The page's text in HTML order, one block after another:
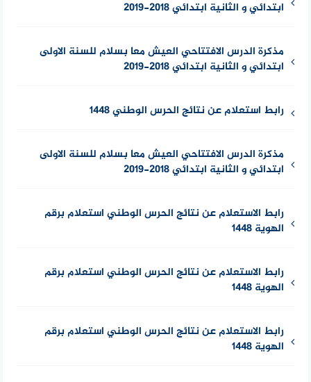
ابتدائي و الثانية ابتدائي 2018-2019
مذكرة الدرس الافتتاحي العيش معا بسلام للسنة الاولى
ابتدائي و الثانية ابتدائي 2018-2019
رابط استعلام عن نتائج الحرس الوطني 1448
مذكرة الدرس الافتتاحي العيش معا بسلام للسنة الاولى
ابتدائي و الثانية ابتدائي 2018-2019
رابط الاستعلام عن نتائج الحرس الوطني استعلام برقم
الهوية 1448
رابط الاستعلام عن نتائج الحرس الوطني استعلام برقم
الهوية 1448
رابط الاستعلام عن نتائج الحرس الوطني استعلام برقم
الهوية 1448